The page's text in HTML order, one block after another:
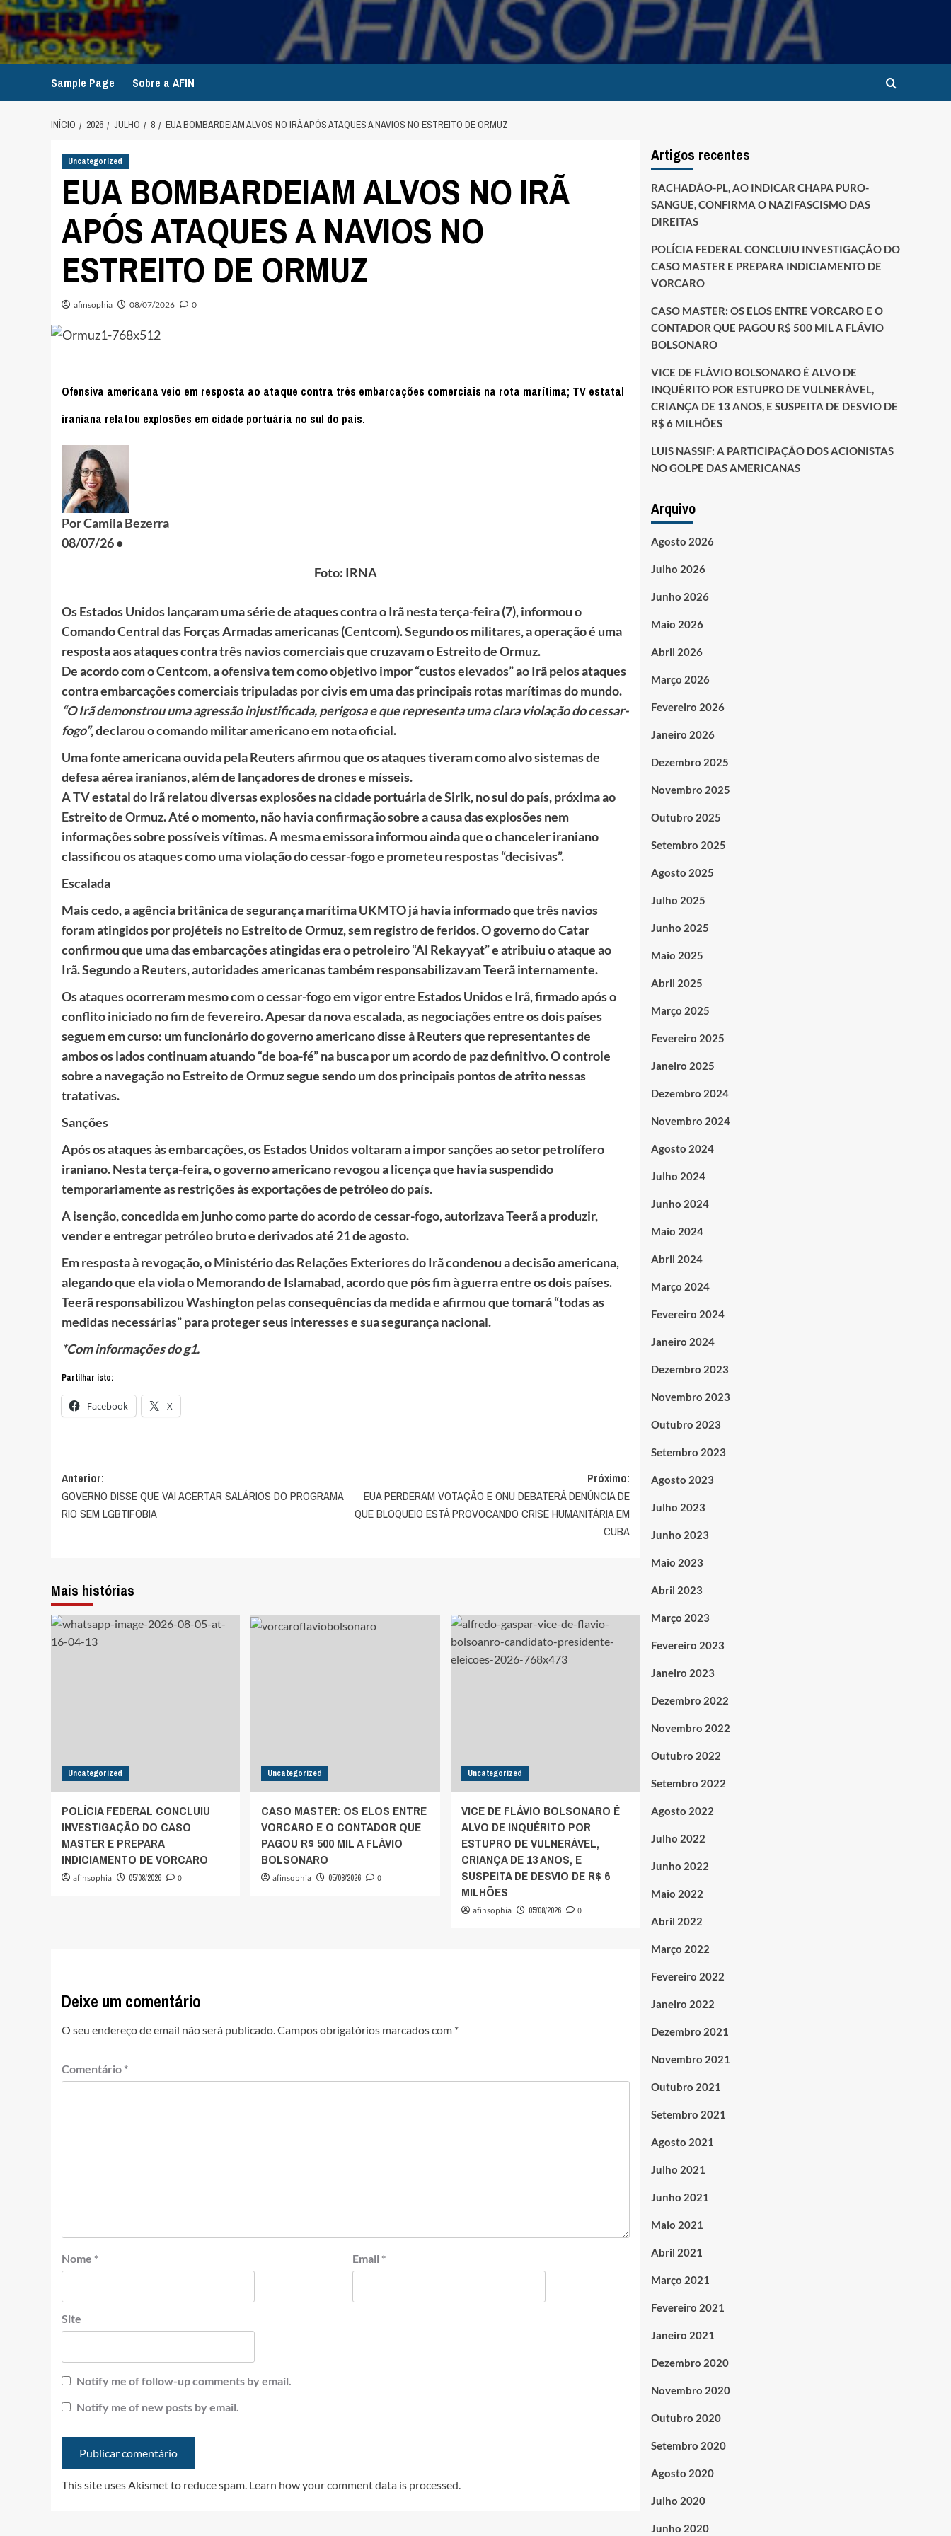
Avançar
para
o
conteúdo
Sample Page Sobre a AFIN
INÍCIO 2026 JULHO 8 EUA BOMBARDEIAM ALVOS NO IRÃ APÓS ATAQUES A NAVIOS NO ESTREITO DE ORMUZ
Uncategorized
EUA BOMBARDEIAM ALVOS NO IRÃ
APÓS ATAQUES A NAVIOS NO
ESTREITO DE ORMUZ
afinsophia 08/07/2026 0
Ofensiva americana veio em resposta ao ataque contra três embarcações comerciais na rota marítima; TV estatal
iraniana relatou explosões em cidade portuária no sul do país.
PorCamila Bezerra
08/07/26 •
Foto: IRNA
Os Estados Unidos lançaram uma série de ataques contra o Irã nesta terça-feira (7), informou o
Comando Central das Forças Armadas americanas (Centcom). Segundo os militares, a operação é uma
resposta aos ataques contra três navios comerciais que cruzavam o Estreito de Ormuz.
De acordo com o Centcom, a ofensiva tem como objetivo impor “custos elevados” ao Irã pelos ataques
contra embarcações comerciais tripuladas por civis em uma das principais rotas marítimas do mundo.
“O Irã demonstrou uma agressão injustificada, perigosa e que representa uma clara violação do cessar-
fogo”, declarou o comando militar americano em nota oficial.
Uma fonte americana ouvida pela Reuters afirmou que os ataques tiveram como alvo sistemas de
defesa aérea iranianos, além de lançadores de drones e mísseis.
A TV estatal do Irã relatou diversas explosões na cidade portuária de Sirik, no sul do país, próxima ao
Estreito de Ormuz. Até o momento, não havia confirmação sobre a causa das explosões nem
informações sobre possíveis vítimas. A mesma emissora informou ainda que o chanceler iraniano
classificou os ataques como uma violação do cessar-fogo e prometeu respostas “decisivas”.
Escalada
Mais cedo, a agência britânica de segurança marítima UKMTO já havia informado que três navios
foram atingidos por projéteis no Estreito de Ormuz, sem registro de feridos. O governo do Catar
confirmou que uma das embarcações atingidas era o petroleiro “Al Rekayyat” e atribuiu o ataque ao
Irã. Segundo a Reuters, autoridades americanas também responsabilizavam Teerã internamente.
Os ataques ocorreram mesmo com o cessar-fogo em vigor entre Estados Unidos e Irã, firmado após o
conflito iniciado no fim de fevereiro. Apesar da nova escalada, as negociações entre os dois países
seguem em curso: um funcionário do governo americano disse à Reuters que representantes de
ambos os lados continuam atuando “de boa-fé” na busca por um acordo de paz definitivo. O controle
sobre a navegação no Estreito de Ormuz segue sendo um dos principais pontos de atrito nessas
tratativas.
Sanções
Após os ataques às embarcações, os Estados Unidos voltaram a impor sanções ao setor petrolífero
iraniano. Nesta terça-feira, o governo americano revogou a licença que havia suspendido
temporariamente as restrições às exportações de petróleo do país.
A isenção, concedida em junho como parte do acordo de cessar-fogo, autorizava Teerã a produzir,
vender e entregar petróleo bruto e derivados até 21 de agosto.
Em resposta à revogação, o Ministério das Relações Exteriores do Irã condenou a decisão americana,
alegando que ela viola o Memorando de Islamabad, acordo que pôs fim à guerra entre os dois países.
Teerã responsabilizou Washington pelas consequências da medida e afirmou que tomará “todas as
medidas necessárias” para proteger seus interesses e sua segurança nacional.
*Com informações do g1.
Partilhar isto:
Facebook X
Navegação
de
artigos
Anterior:
GOVERNO DISSE QUE VAI ACERTAR SALÁRIOS DO PROGRAMA
RIO SEM LGBTIFOBIA
Próximo:
EUA PERDERAM VOTAÇÃO E ONU DEBATERÁ DENÚNCIA DE
QUE BLOQUEIO ESTÁ PROVOCANDO CRISE HUMANITÁRIA EM
CUBA
Mais histórias
Uncategorized
POLÍCIA FEDERAL CONCLUIU
INVESTIGAÇÃO DO CASO
MASTER E PREPARA
INDICIAMENTO DE VORCARO
afinsophia 05/08/2026 0
Uncategorized
CASO MASTER: OS ELOS ENTRE
VORCARO E O CONTADOR QUE
PAGOU R$ 500 MIL A FLÁVIO
BOLSONARO
afinsophia 05/08/2026 0
Uncategorized
VICE DE FLÁVIO BOLSONARO É
ALVO DE INQUÉRITO POR
ESTUPRO DE VULNERÁVEL,
CRIANÇA DE 13 ANOS, E
SUSPEITA DE DESVIO DE R$ 6
MILHÕES
afinsophia 05/08/2026 0
Deixe um comentário
O seu endereço de email não será publicado.Campos obrigatórios marcados com *
Comentário *
Nome * Email *
Site
Notify me of follow-up comments by email.
Notify me of new posts by email.
This site uses Akismet to reduce spam. Learn how your comment data is processed.
Artigos recentes
RACHADÃO-PL, AO INDICAR CHAPA PURO-
SANGUE, CONFIRMA O NAZIFASCISMO DAS
DIREITAS
POLÍCIA FEDERAL CONCLUIU INVESTIGAÇÃO DO
CASO MASTER E PREPARA INDICIAMENTO DE
VORCARO
CASO MASTER: OS ELOS ENTRE VORCARO E O
CONTADOR QUE PAGOU R$ 500 MIL A FLÁVIO
BOLSONARO
VICE DE FLÁVIO BOLSONARO É ALVO DE
INQUÉRITO POR ESTUPRO DE VULNERÁVEL,
CRIANÇA DE 13 ANOS, E SUSPEITA DE DESVIO DE
R$ 6 MILHÕES
LUIS NASSIF: A PARTICIPAÇÃO DOS ACIONISTAS
NO GOLPE DAS AMERICANAS
Arquivo
Agosto 2026
Julho 2026
Junho 2026
Maio 2026
Abril 2026
Março 2026
Fevereiro 2026
Janeiro 2026
Dezembro 2025
Novembro 2025
Outubro 2025
Setembro 2025
Agosto 2025
Julho 2025
Junho 2025
Maio 2025
Abril 2025
Março 2025
Fevereiro 2025
Janeiro 2025
Dezembro 2024
Novembro 2024
Agosto 2024
Julho 2024
Junho 2024
Maio 2024
Abril 2024
Março 2024
Fevereiro 2024
Janeiro 2024
Dezembro 2023
Novembro 2023
Outubro 2023
Setembro 2023
Agosto 2023
Julho 2023
Junho 2023
Maio 2023
Abril 2023
Março 2023
Fevereiro 2023
Janeiro 2023
Dezembro 2022
Novembro 2022
Outubro 2022
Setembro 2022
Agosto 2022
Julho 2022
Junho 2022
Maio 2022
Abril 2022
Março 2022
Fevereiro 2022
Janeiro 2022
Dezembro 2021
Novembro 2021
Outubro 2021
Setembro 2021
Agosto 2021
Julho 2021
Junho 2021
Maio 2021
Abril 2021
Março 2021
Fevereiro 2021
Janeiro 2021
Dezembro 2020
Novembro 2020
Outubro 2020
Setembro 2020
Agosto 2020
Julho 2020
Junho 2020